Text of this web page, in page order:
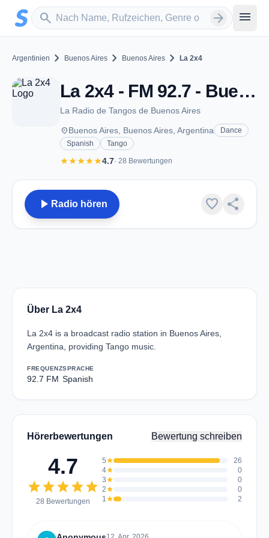
Zum Hauptinhalt springen
search
Sender suchen arrow_forward menu
Argentinien chevron_right Buenos Aires chevron_right Buenos Aires chevron_right La 2x4
La 2x4 - FM 92.7 - Buenos Aires
La Radio de Tangos de Buenos Aires
placeBuenos Aires, Buenos Aires, Argentina
Dance
Spanish
Tango
starstarstarstarstar4.7· 28 Bewertungen
play_arrow Radio hören favorite share
Über La 2x4
La 2x4 is a broadcast radio station in Buenos Aires,
Argentina, providing Tango music.
FREQUENZ
92.7 FM
SPRACHE
Spanish
Hörerbewertungen Bewertung schreiben
4.7
starstarstarstarstar
28 Bewertungen
5star
26
4star
0
3star
0
2star
0
1star 2